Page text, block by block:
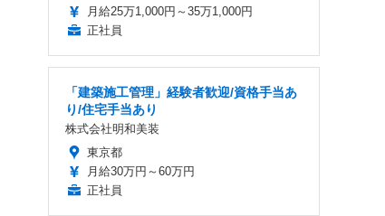
月給25万1,000円～35万1,000円
正社員
「建築施工管理」経験者歓迎/資格手当あ
り/住宅手当あり
株式会社明和美装
東京都
月給30万円～60万円
正社員